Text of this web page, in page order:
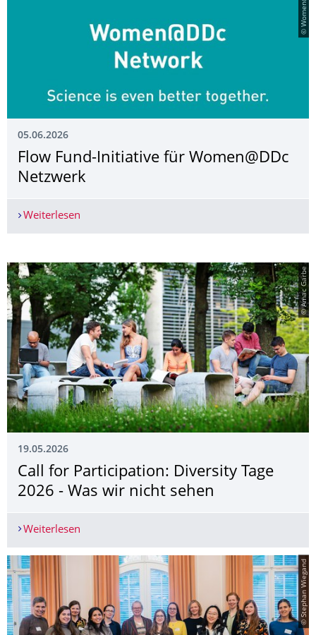
05.06.2026
Flow Fund-Initiative für Women@DDc
Netzwerk
Weiterlesen
© Amac Garbe
19.05.2026
Call for Participation: Diversity Tage
2026 - Was wir nicht sehen
Weiterlesen
© Stephan Wiegand